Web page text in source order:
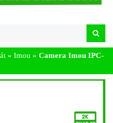
» Imou » Camera Imou IPC-